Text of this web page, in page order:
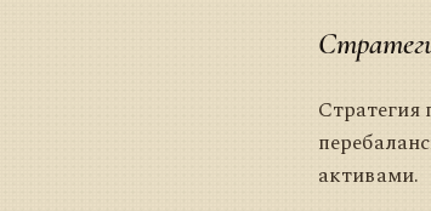
Стратегия
активами.